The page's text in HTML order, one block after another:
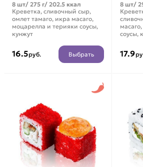
8 шт/ 275 г/ 202.5 ккал
Креветка, сливочный сыр,
омлет тамаго, икра масаго,
моцарелла и терияки соусы,
кунжут
16.5руб. Выбрать
8 шт/
соусы,
17.9